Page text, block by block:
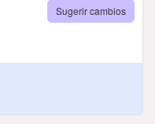
Sugerir cambios